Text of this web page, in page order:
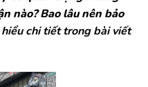
nào? Bao lâu nên bảo
chi tiết trong bài viết